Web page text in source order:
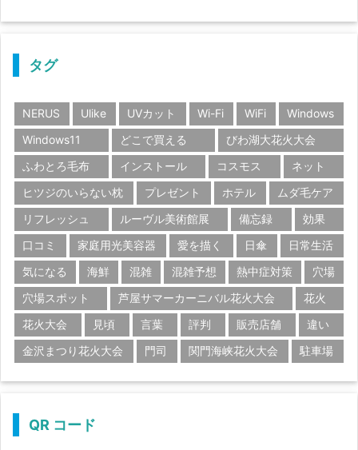
タグ
NERUS Ulike UVカット Wi-Fi WiFi
Windows
Windows11
どこで買える
びわ湖大花火大会
ふわとろ毛布
インストール コスモス
ネット
ヒツジのいらない枕
プレゼント ホテル
ムダ毛ケア
リフレッシュ
ルーヴル美術館展 備忘録
効果
口コミ
家庭用光美容器 愛を描く 日傘
日常生活
気になる
海鮮 混雑 混雑予想 熱中症対策
穴場
穴場スポット
芦屋サマーカーニバル花火大会
花火
花火大会
見頃 言葉 評判 販売店舗
違い
金沢まつり花火大会
門司 関門海峡花火大会 駐車場
QR コード